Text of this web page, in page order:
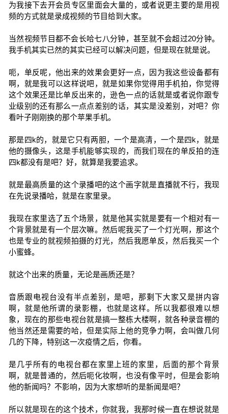
为我接下去开会员专区里面会大量的，或者说更主要的是用视
频的方式就是录成视频的节目给到大家。
当然视频节目都不会长哈七八分钟，甚至就不会超过20分钟。
我手机其实已然的其实已经可以解决问题，但是现在就是说。
呃，单反呢，他出来的效果会更好一点，因为我这些设备都有
啊，就是我可以这样说吧，就是如果你觉得用手机拍，你觉得
这个效果还是比单反出来的，逊色一点的话就是或者说你跟专
业级别的还有那么一点点差别的话，其实是没差别，对吧？你
看叶子刚刚换的那个苹果手机。
那是四k的，就是它只有两胆，一个是高清，一个是四k，就是
他的摄像头，这是手机能够实现的，而我们现在的单反拍的连
四k都没有是吧？好，就算是我要追求。
就是最高质量的这个录播吧的这个画字就是直播就不行，我现
在先说录播哈，就是在家里录。
我现在家里选了五个场景，就是他其实就是要有一个相对有一
个背景就是有一个层次嘛。然后呢我买了一个灯光啊，那这个
也是专业的就视频拍摄的灯光，然后我愿单反，然后我买一个
小蜜蜂。
就这个出来的质量，无论是画质还是？
音质跟电视台没有半点差别，是吧，那剩下大家又是拼内容
啊，就是他所谓的录影棚，也就是这样。所以我都很难以想
象，现在的那些电视台就是搞一整栋大楼啊，就各种录音棚的
他当然还是需要的哈，但是实际上他的竞争力啊，会叫做几何
几的下降，特别这一次疫情之后，你看。
是几乎所有的电视台都在家里上班的家里，后面的那个背景
啊，就是普通的，然后呃化妆啊，也没有像平时，但是会影响
他的新闻吗？不影响，因为大家想听的是新闻是吧？
所以就是现在的这个技术，你就我，我那时候一直在想说就是